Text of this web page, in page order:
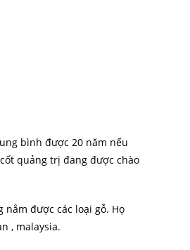
bình được 20 năm nếu
quảng trị đang được chào
được các loại gỗ. Họ
, malaysia.